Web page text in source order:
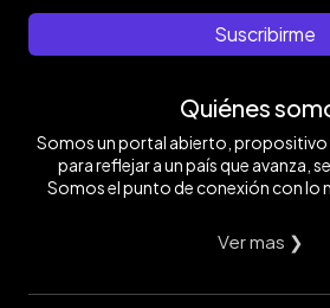
Suscribirme
Quiénes
Somos un portal abierto,
para reflejar a un país que avanza,
Somos el punto de conexión con lo
Ver mas ❯